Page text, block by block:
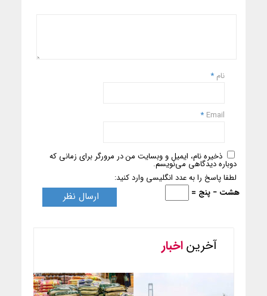
نام *
Email
*
ذخیره نام، ایمیل و وبسایت من در مرورگر برای زمانی که
دوباره دیدگاهی می‌نویسم.
لطفا پاسخ را به عدد انگلیسی وارد کنید:
هشت − پنج =
آخریناخبار